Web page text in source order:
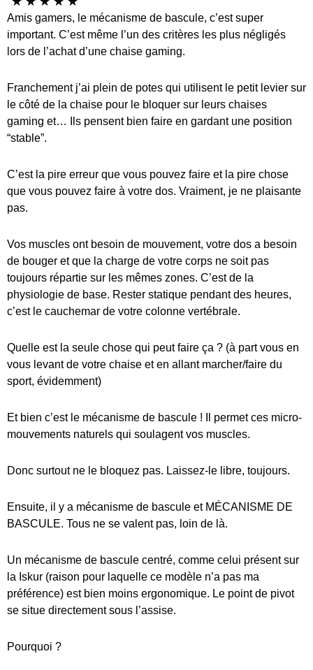
Amis gamers, le mécanisme de bascule, c’est super
important. C’est même l’un des critères les plus négligés
lors de l’achat d’une chaise gaming.
Franchement j’ai plein de potes qui utilisent le petit levier sur
le côté de la chaise pour le bloquer sur leurs chaises
gaming et… Ils pensent bien faire en gardant une position
“stable”.
C’est la pire erreur que vous pouvez faire et la pire chose
que vous pouvez faire à votre dos. Vraiment, je ne plaisante
pas.
Vos muscles ont besoin de mouvement, votre dos a besoin
de bouger et que la charge de votre corps ne soit pas
toujours répartie sur les mêmes zones. C’est de la
physiologie de base. Rester statique pendant des heures,
c’est le cauchemar de votre colonne vertébrale.
Quelle est la seule chose qui peut faire ça ? (à part vous en
vous levant de votre chaise et en allant marcher/faire du
sport, évidemment)
Et bien c’est le mécanisme de bascule ! Il permet ces micro-
mouvements naturels qui soulagent vos muscles.
Donc surtout ne le bloquez pas. Laissez-le libre, toujours.
Ensuite, il y a mécanisme de bascule et MÉCANISME DE
BASCULE. Tous ne se valent pas, loin de là.
Un mécanisme de bascule centré, comme celui présent sur
la Iskur (raison pour laquelle ce modèle n’a pas ma
préférence) est bien moins ergonomique. Le point de pivot
se situe directement sous l’assise.
Pourquoi ?